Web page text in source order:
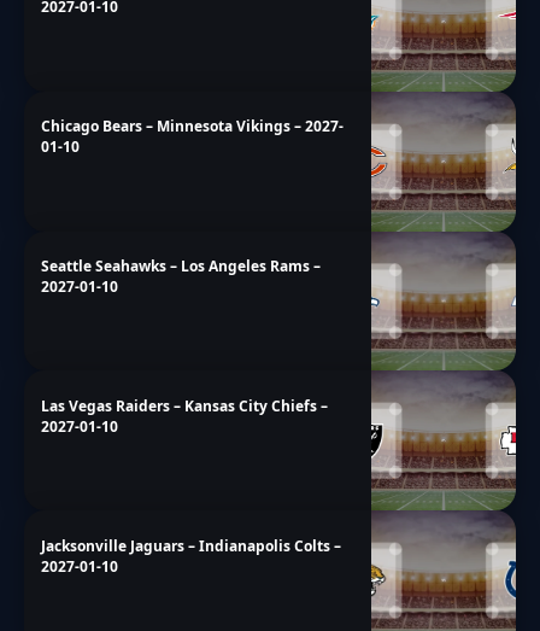
2027-01-10
Chicago Bears – Minnesota Vikings – 2027-
01-10
Seattle Seahawks – Los Angeles Rams –
2027-01-10
Las Vegas Raiders – Kansas City Chiefs –
2027-01-10
Jacksonville Jaguars – Indianapolis Colts –
2027-01-10